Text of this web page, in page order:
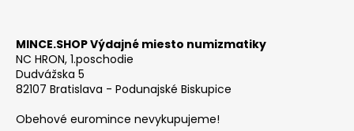
MINCE.SHOP Výdajné miesto numizmatiky
NC HRON, 1.poschodie
Dudvážska 5
82107 Bratislava - Podunajské Biskupice
Obehové euromince nevykupujeme!